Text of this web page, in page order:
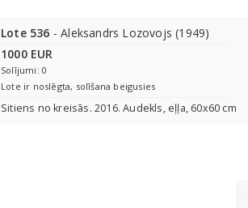
Lote 536 - Aleksandrs Lozovojs (1949)
1000 EUR
Solījumi: 0
Lote ir noslēgta, solīšana beigusies
Sitiens no kreisās. 2016. Audekls, eļļa, 60х60 сm